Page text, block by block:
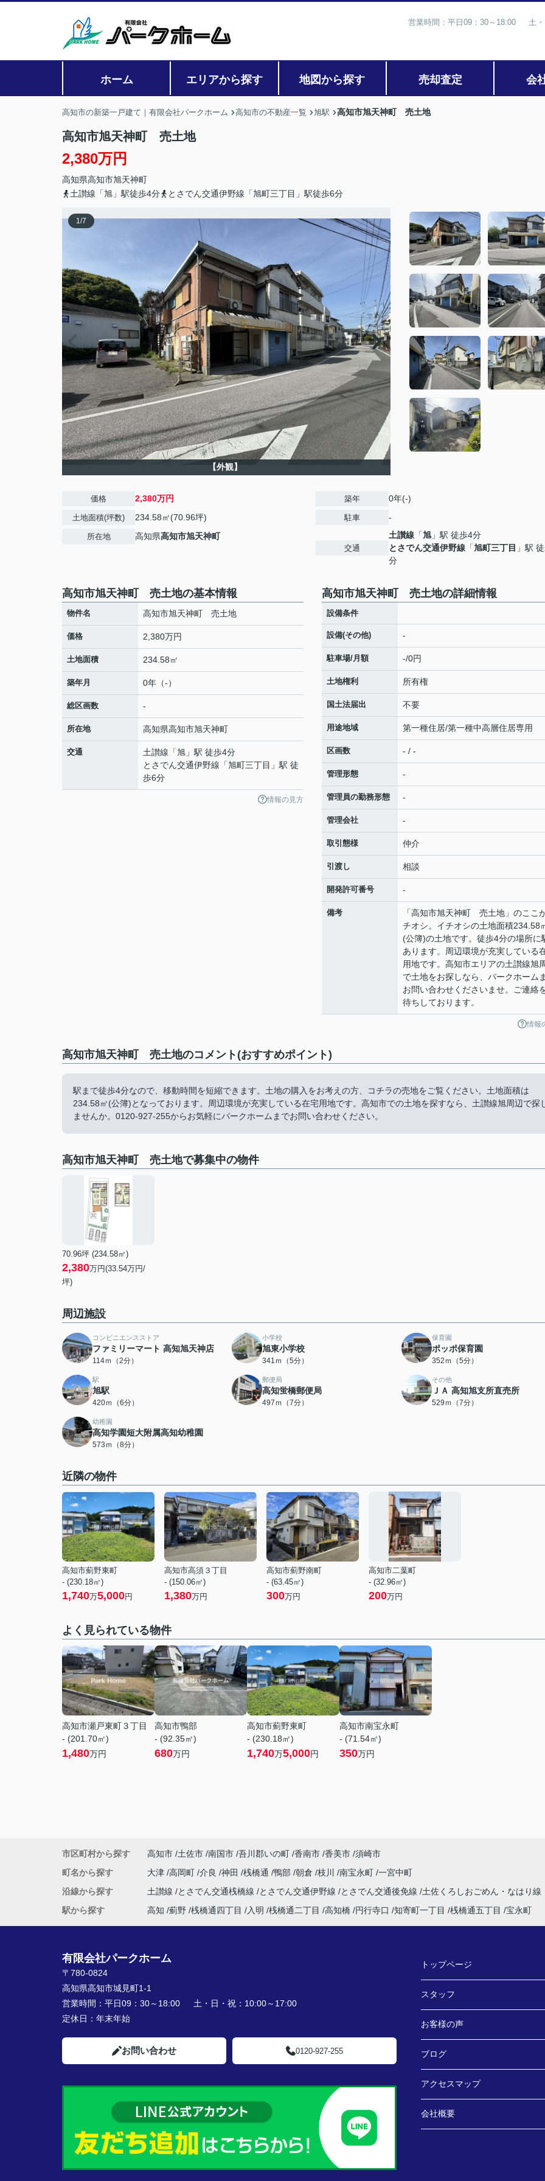
営業時間：平日09：30～18:00 土
ホーム エリアから探す 地図から探す 売却査定 会
高知市の新築一戸建て｜有限会社パークホーム 高知市の不動産一覧 旭駅 高知市旭天神町 売土地
高知市旭天神町 売土地
2,380万円
高知県高知市旭天神町
土讃線「旭」駅徒歩4分
とさでん交通伊野線「旭町三丁目」駅徒歩6分
1/7
【外観】
価格 2,380万円
土地面積(坪数) 234.58㎡(70.96坪)
所在地 高知県高知市旭天神町
築年 0年(-)
駐車 -
交通
土讃線 「旭 」駅 徒歩4分
とさでん交通伊野線 「旭町三丁目 」駅
分
高知市旭天神町 売土地の基本情報
物件名 高知市旭天神町 売土地
価格 2,380万円
土地面積 234.58㎡
築年月 0年（-）
総区画数 -
所在地 高知県高知市旭天神町
交通 土讃線 「旭 」駅 徒歩4分
とさでん交通伊野線 「旭町三丁目 」駅 徒
歩6分
情報の見方
高知市旭天神町 売土地の詳細情報
設備条件
設備(その他) -
駐車場/月額 -/0円
土地権利 所有権
国土法届出 不要
用途地域 第一種住居/第一種中高層住居専用
区画数 - / -
管理形態 -
管理員の勤務形態 -
管理会社 -
取引態様 仲介
引渡し 相談
開発許可番号 -
備考
「高知市旭天神町 売土地」のここ
チオシ。イチオシの土地面積234.58
(公簿)の土地です。徒歩4分の場所に
あります。周辺環境が充実している
用地です。高知市エリアの土讃線旭
で土地をお探しなら、パークホーム
お問い合わせくださいませ。ご連絡
待ちしております。
情報
高知市旭天神町 売土地のコメント(おすすめポイント)
駅まで徒歩4分なので、移動時間を短縮できます。土地の購入をお考えの方、コチラの売地をご覧ください。土地面積は
234.58㎡(公簿)となっております。周辺環境が充実している在宅用地です。高知市での土地を探すなら、土讃線旭周辺で探
ませんか。0120-927-255からお気軽にパークホームまでお問い合わせください。
高知市旭天神町 売土地で募集中の物件
70.96坪 (234.58㎡)
2,380万円(33.54万円/
坪)
周辺施設
コンビニエンスストア
ファミリーマート 高知旭天神店
114ｍ（2分）
小学校
旭東小学校
341ｍ（5分）
保育園
ポッポ保育園
352ｍ（5分）
駅
旭駅
420ｍ（6分）
郵便局
高知蛍橋郵便局
497ｍ（7分）
その他
ＪＡ 高知旭支所直売所
529ｍ（7分）
幼稚園
高知学園短大附属高知幼稚園
573ｍ（8分）
近隣の物件
高知市薊野東町
- (230.18㎡)
1,740万5,000円
高知市高須３丁目
- (150.06㎡)
1,380万円
高知市薊野南町
- (63.45㎡)
300万円
高知市二葉町
- (32.96㎡)
200万円
よく見られている物件
高知市瀬戸東町３丁目
- (201.70㎡)
1,480万円
高知市鴨部
- (92.35㎡)
680万円
高知市薊野東町
- (230.18㎡)
1,740万5,000円
高知市南宝永町
- (71.54㎡)
350万円
市区町村から探す 高知市 土佐市 南国市 吾川郡いの町 香南市 香美市 須崎市
町名から探す
大津 高岡町 介良 神田 桟橋通 鴨部 朝倉 枝川 南宝永町 一宮中町
沿線から探す
土讃線 とさでん交通桟橋線 とさでん交通伊野線 とさでん交通後免線
土佐くろしおごめん・なはり線
駅から探す
高知 薊野 桟橋通四丁目 入明 桟橋通二丁目 高知橋 円行寺口 知寄町一丁目 桟橋通五丁目 宝永町
有限会社パークホーム
〒780-0824
高知県高知市城見町1-1
営業時間： 平日09：30～18:00 土・日・祝：10:00～17:00
定休日： 年末年始
お問い合わせ 0120-927-255
トップページ
スタッフ
お客様の声
ブログ
アクセスマップ
会社概要